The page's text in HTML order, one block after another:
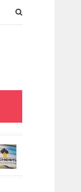
Долг «Роснефти»
5,2 триллиона